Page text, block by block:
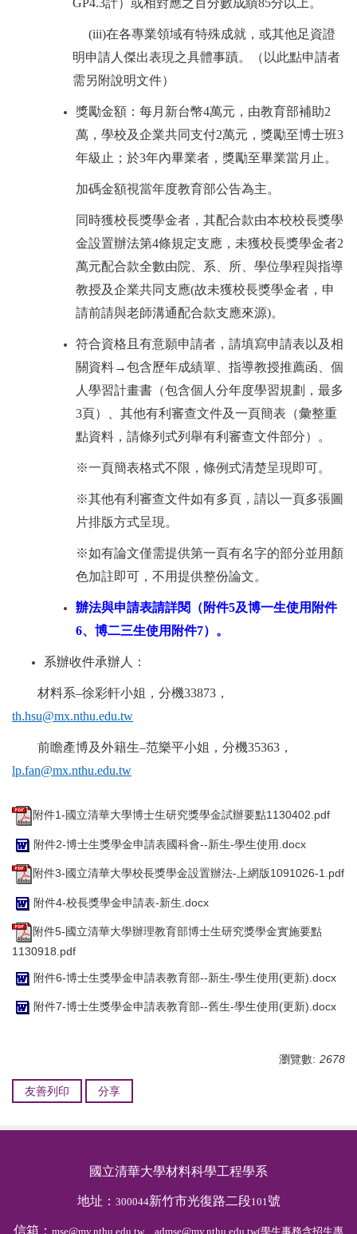
GP4.3計）或相對應之百分數成績85分以上。
(iii)在各專業領域有特殊成就，或其他足資證
明申請人傑出表現之具體事蹟。（以此點申請者
需另附說明文件）
獎勵金額： 每月新台幣4萬元，由教育部補助2
萬，學校及企業共同支付2萬元，獎勵至博士班3
年級止；於3年內畢業者，獎勵至畢業當月止。
加碼金額視當年度教育部公告為主。
同時獲校長獎學金者，其配合款由本校校長獎學
金設置辦法第4條規定支應，未獲校長獎學金者2
萬元配合款全數由院、系、所、學位學程與指導
教授及企業共同支應(故未獲校長獎學金者，申
請前請與老師溝通配合款支應來源)。
符合資格且有意願申請者，請填寫申請表以及相
關資料→包含歷年成績單、指導教授推薦函、個
人學習計畫書（包含個人分年度學習規劃，最多
3頁）、其他有利審查文件及一頁簡表（彙整重
點資料，請條列式列舉有利審查文件部分）。
※一頁簡表格式不限，條例式清楚呈現即可。
※其他有利審查文件如有多頁，請以一頁多張圖
片排版方式呈現。
※如有論文僅需提供第一頁有名字的部分並用顏
色加註即可，不用提供整份論文。
辦法與申請表請詳閱（附件5及博一生使用附件
6、博二三生使用附件7）。
系辦收件承辦人：
材料系–徐彩軒小姐，分機33873 ，
th.hsu@mx.nthu.edu.tw
前瞻產博及外籍生–范樂平小姐，分機35363 ，
lp.fan@mx.nthu.edu.tw
附件1-國立清華大學博士生研究獎學金試辦要點1130402.pdf
附件2-博士生獎學金申請表國科會--新生-學生使用.docx
附件3-國立清華大學校長獎學金設置辦法-上網版1091026-1.pdf
附件4-校長獎學金申請表-新生.docx
附件5-國立清華大學辦理教育部博士生研究獎學金實施要點
1130918.pdf
附件6-博士生獎學金申請表教育部--新生-學生使用(更新).docx
附件7-博士生獎學金申請表教育部--舊生-學生使用(更新).docx
瀏覽數: 2678
友善列印 分享
國立清華大學材料科學工程學系
地址： 300044新竹市光復路二段101號
信箱： mse@my.nthu.edu.tw、admse@my.nthu.edu.tw(學生事務含招生專